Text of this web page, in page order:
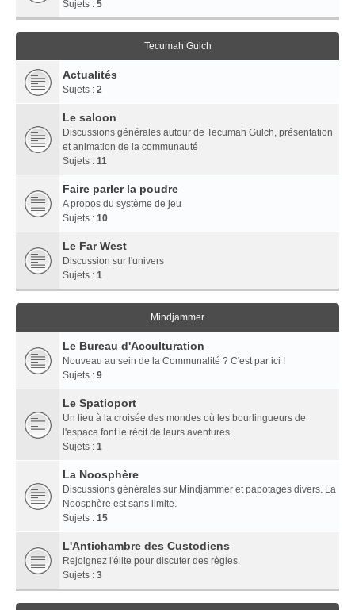
Sujets : 5
Tecumah Gulch
Actualités
Sujets : 2
Le saloon
Discussions générales autour de Tecumah Gulch, présentation
et animation de la communauté
Sujets : 11
Faire parler la poudre
A propos du système de jeu
Sujets : 10
Le Far West
Discussion sur l'univers
Sujets : 1
Mindjammer
Le Bureau d'Acculturation
Nouveau au sein de la Communalité ? C'est par ici !
Sujets : 9
Le Spatioport
Un lieu à la croisée des mondes où les bourlingueurs de
l'espace font le récit de leurs aventures.
Sujets : 1
La Noosphère
Discussions générales sur Mindjammer et papotages divers. La
Noosphère est sans limite.
Sujets : 15
L'Antichambre des Custodiens
Rejoignez l'élite pour discuter des règles.
Sujets : 3